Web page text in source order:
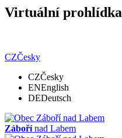
Virtuální prohlídka
CZČesky
CZČesky
ENEnglish
DEDeutsch
Zábořínad Labem